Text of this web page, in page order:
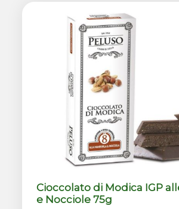
Cioccolato di Modica IGP
e Nocciole 75g